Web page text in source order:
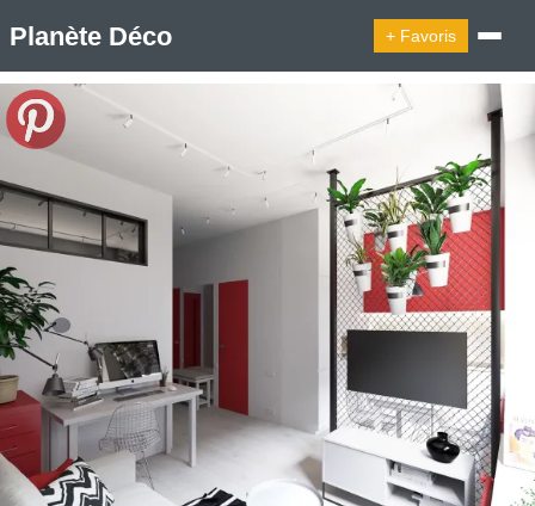
Planète Déco + Favoris
🔍︎ Rechercher
ℹ︎ À propos
Appartement Design Cabanes
Decoration Noël
Design Suédois En Quelques Photos
Idées Déco En 10 Photos
La Semaine Décoration Et Design
Maison En Ville
Publi Reportage
Tendance
Interieurs Scandinaves
La Décoration Selon Votre Signe Astrologique
Les Trouvailles Déco Du Jour
Loft
Maison Appartement Écologique
Maison Container/container House
Maison D'hôtes